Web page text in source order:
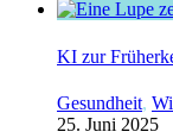
KI zur
Gesundheit,
25. Juni 2025